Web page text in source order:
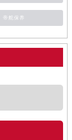
帝舵保养